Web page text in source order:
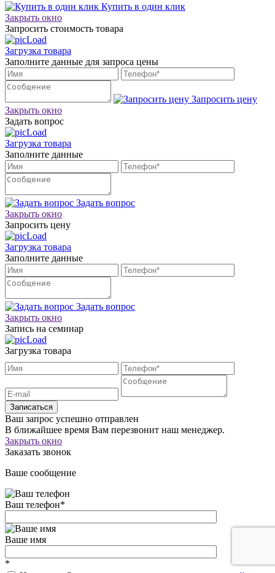
Купить в один клик
Закрыть окно
Запросить стоимость товара
Загрузка товара
Заполните данные для запроса цены
Запросить цену
Закрыть окно
Задать вопрос
Загрузка товара
Заполните данные
Задать вопрос
Закрыть окно
Запросить цену
Загрузка товара
Заполните данные
Задать вопрос
Закрыть окно
Запись на семинар
Загрузка товара
Записаться
Ваш запрос успешно отправлен
В ближайшее время Вам перезвонит наш менеджер.
Закрыть окно
Заказать звонок
Ваше сообщение
Ваш телефон*
Ваше имя
*